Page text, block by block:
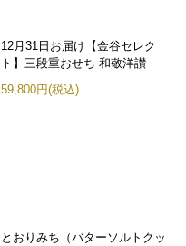
12月31日お届け【金谷セレク
ト】三段重おせち 和敬洋讃
59,800円(税込)
とおりみち（バターソルトクッ